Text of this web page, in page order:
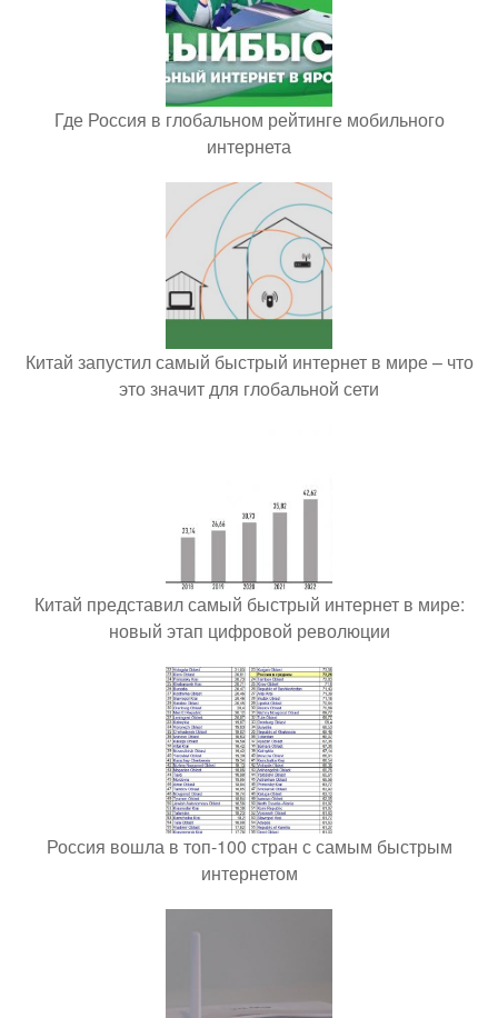
Где Россия в глобальном рейтинге мобильного
интернета
Китай запустил самый быстрый интернет в мире – что
это значит для глобальной сети
Китай представил самый быстрый интернет в мире:
новый этап цифровой революции
Россия вошла в топ-100 стран с самым быстрым
интернетом